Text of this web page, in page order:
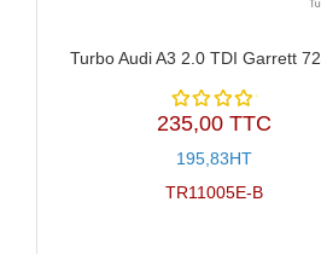
Turbo Audi A3 2.0 TDI Garrett
Note
5
235,00 TTC
195,83HT
TR11005E-B